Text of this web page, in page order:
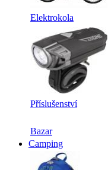
Elektrokola
Příslušenství
Bazar
Camping